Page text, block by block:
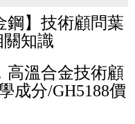
鋼】技術顧問葉
知識
高溫合金技術顧
成分/GH5188價